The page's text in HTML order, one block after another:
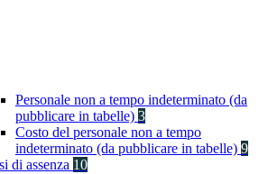
Personale non a tempo indeterminato (da
pubblicare in tabelle) 3
Costo del personale non a tempo
indeterminato (da pubblicare in tabelle) 9
di assenza 10